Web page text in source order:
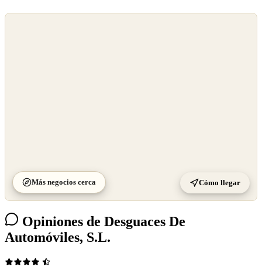
Más negocios cerca Cómo llegar
Opiniones de Desguaces De
Automóviles, S.L.